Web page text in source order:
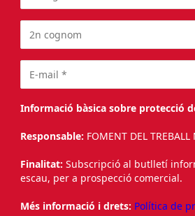
Informació bàsica sobre protecció
Responsable: FOMENT DEL
Finalitat: Subscripció al butlletí
escau, per a prospecció comercial.
Més informació i drets: Política de